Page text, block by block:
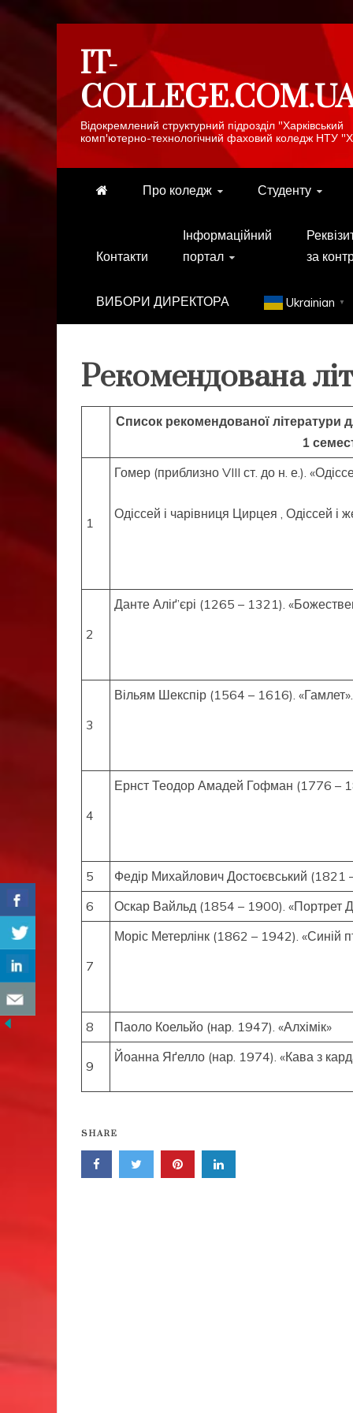
contentIT-
Відокремлений структурний підрозділ "Харківський
комп'ютерно-технологічний фаховий коледж НТУ
Про коледж Студенту
Контакти
Інформаційний
портал
за
ВИБОРИ ДИРЕКТОРА Ukrainian ▼
Рекомендована
Список рекомендованої літератури
1
1
Гомер (приблизно VIII ст. до н. е.).
Одіссей і чарівниця Цирцея , Одіссей і
2
Данте Аліґ’єрі (1265 – 1321).
3
Вільям Шекспір (1564 – 1616). «Гамлет».
4
Ернст Теодор Амадей Гофман (1776 –
5
Федір Михайлович Достоєвський (1821
6
Оскар Вайльд (1854 – 1900). «Портрет
7
Моріс Метерлінк (1862 – 1942). «Синій
8 Паоло Коельйо (нар. 1947). «Алхімік»
9
Йоанна Яґелло (нар. 1974). «Кава з
SHARE